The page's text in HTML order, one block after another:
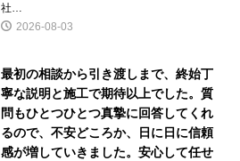
社…
2026-08-03
最初の相談から引き渡しまで、終始丁
寧な説明と施工で期待以上でした。質
問もひとつひとつ真摯に回答してくれ
るので、不安どころか、日に日に信頼
感が増していきました。安心して任せ